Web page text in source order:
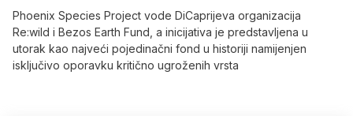
Phoenix Species Project vode DiCaprijeva organizacija
Re:wild i Bezos Earth Fund, a inicijativa je predstavljena u
utorak kao najveći pojedinačni fond u historiji namijenjen
isključivo oporavku kritično ugroženih vrsta